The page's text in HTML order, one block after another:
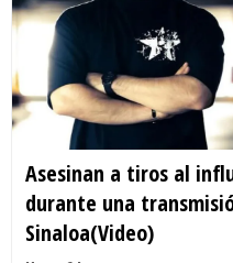
Asesinan a tiros al
durante una
Sinaloa(Video)